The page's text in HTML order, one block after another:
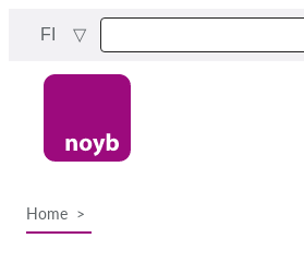
content
FI
Home